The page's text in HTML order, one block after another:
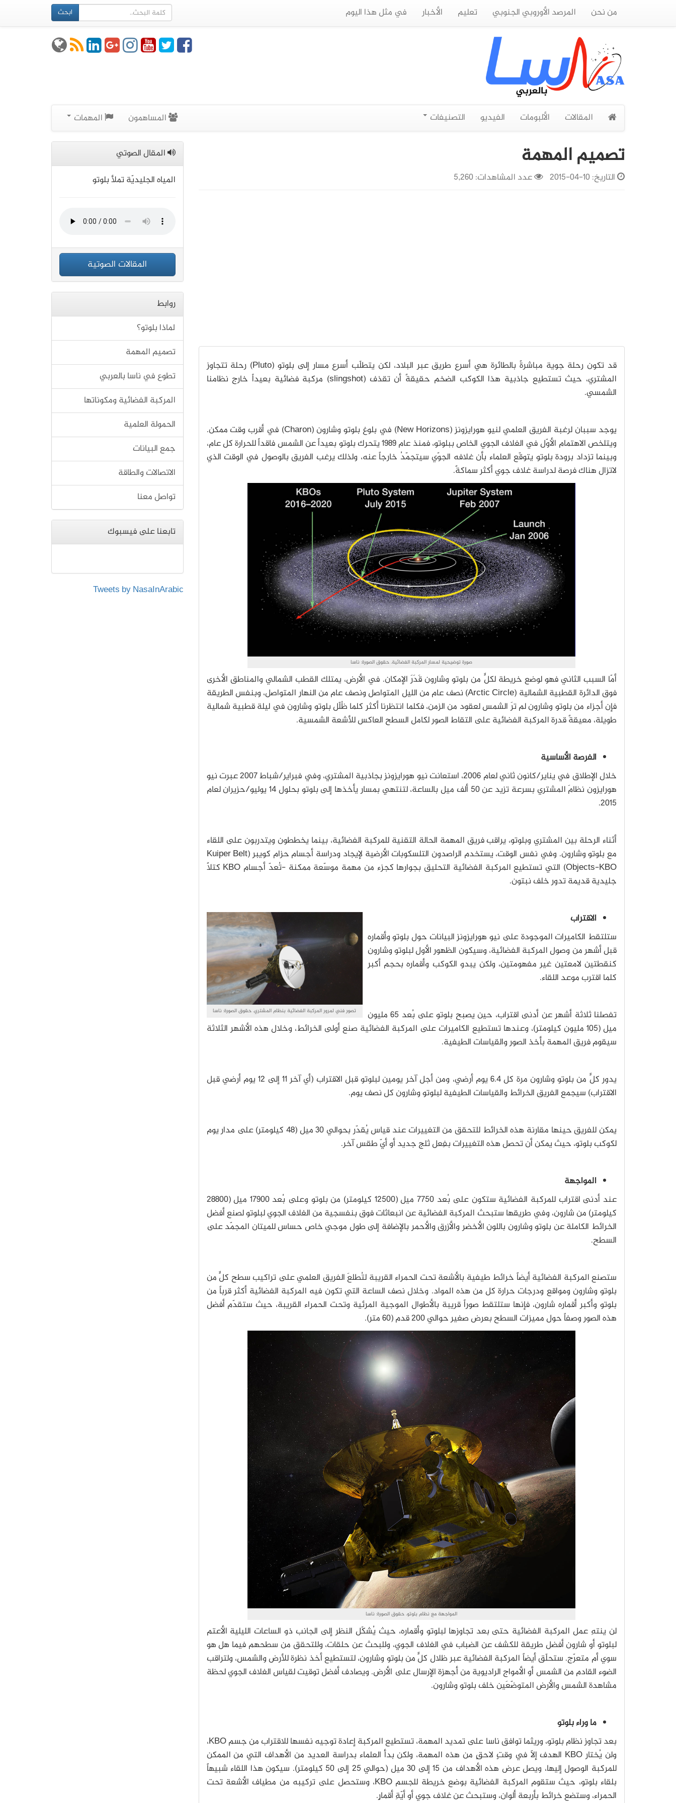
من نحن المرصد الأوروبي الجنوبي تعليم الأخبار في مثل هذا اليوم ابحث
المقالات الألبومات الفيديو التصنيفات المساهمون المهمات
تصميم المهمة
التاريخ:10-04-2015 عدد المشاهدات: 5,260
قد تكون رحلة جوية مباشرةً بالطائرة هي أسرع طريق عبر البلاد، لكن يتطلّب أسرع مسار إلى بلوتو (Pluto) رحلة تتجاوز
المشتري، حيث تستطيع جاذبية هذا الكوكب الضخم حقيقةً أن تقذف (slingshot) مركبة فضائية بعيداً خارج نظامنا
الشمسي.
يوجد سببان لرغبة الفريق العلمي لنيو هورايزونز (New Horizons) في بلوغ بلوتو وشارون (Charon) في أقرب وقت ممكن.
ويتلخص الاهتمام الأوّل في الغلاف الجوي الخاص ببلوتو، فمنذ عام 1989 يتحرك بلوتو بعيداً عن الشمس فاقداً للحرارة كل عام،
وبينما تزداد برودة بلوتو يتوقّع العلماء بأن غلافه الجوّي سيتجمّدُ خارجاً عنه، ولذلك يرغب الفريق بالوصول في الوقت الذي
لاتزال هناك فرصة لدراسة غلاف جوي أكثر سماكةً.
صورة توضيحية لمسار المركبة الفضائية. حقوق الصورة: ناسا
أمّا السبب الثاني فهو لوضع خريطة لكلٍّ من بلوتو وشارون قَدَرَ الإمكان. في الأرض، يمتلك القطب الشمالي والمناطق الأخرى
فوق الدائرة القطبية الشمالية (Arctic Circle) نصف عام من الليل المتواصل ونصف عام من النهار المتواصل، وبنفس الطريقة
فإن أجزاء من بلوتو وشارون لم ترَ الشمس لعقود من الزمن، فكلما انتظرنا أكثر كلما ظُلّل بلوتو وشارون في ليلة قطبية شمالية
طويلة، معيقةً قدرة المركبة الفضائية على التقاط الصور لكامل السطح العاكس للأشعة الشمسية.
الفرصة الأساسية
خلال الإطلاق في يناير/كانون ثاني لعام 2006، استعانت نيو هورايزونز بجاذبية المشتري، وفي فبراير/شباط 2007 عبرت نيو
هورايزون نظامَ المشتري بسرعة تزيد عن 50 ألف ميل بالساعة، لتنتهي بمسار يأخذها إلى بلوتو بحلول 14 يوليو/حزيران لعام
2015.
أثناء الرحلة بين المشتري وبلوتو، يراقب فريق المهمة الحالة التقنية للمركبة الفضائية، بينما يخططون ويتدربون على اللقاء
مع بلوتو وشارون. وفي نفس الوقت، يستخدم الراصدون التلسكوبات الأرضية لإيجاد ودراسة أجسام حزام كويبر (Kuiper Belt
Objects-KBO) التي تستطيع المركبة الفضائية التحليق بجوارها كجزء من مهمة موسّعة ممكنة -تُعدّ أجسام KBO كتلاً
جليدية قديمة تدور خلف نبتون.
الاقتراب
تصور فني لمرور المركبة الفضائية بنظام المشتري. حقوق الصورة: ناسا
ستلتقط الكاميرات الموجودة على نيو هورايزونز البيانات حول بلوتو وأقماره
قبل أشهر من وصول المركبة الفضائية، وسيكون الظهور الأول لبلوتو وشارون
كنقطتين لامعتين غير مفهومتين، ولكن يبدو الكوكب وأقماره بحجم أكبر
كلما اقترب موعد اللقاء.
تفصلنا ثلاثة أشهر عن أدنى اقتراب، حين يصبح بلوتو على بُعد 65 مليون
ميل (105 مليون كيلومتر)، وعندها تستطيع الكاميرات على المركبة الفضائية صنع أولى الخرائط، وخلال هذه الأشهر الثلاثة
سيقوم فريق المهمة بأخذ الصور والقياسات الطيفية.
يدور كلٍّ من بلوتو وشارون مرة كل 6.4 يوم أرضي، ومن أجل آخر يومين لبلوتو قبل الاقتراب (أي آخر 11 إلى 12 يوم أرضي قبل
الاقتراب) سيجمع الفريق الخرائط والقياسات الطيفية لبلوتو وشارون كل نصف يوم.
يمكن للفريق حينها مقارنة هذه الخرائط للتحقق من التغييرات عند قياس يُقدّر بحوالي 30 ميل (48 كيلومتر) على مدار يوم
لكوكب بلوتو، حيث يمكن أن تحصل هذه التغييرات بفِعل ثلج جديد أو أيّ طقس آخر.
المواجهة
عند أدنى اقتراب للمركبة الفضائية ستكون على بُعد 7750 ميل (12500 كيلومتر) من بلوتو وعلى بُعد 17900 ميل (28800
كيلومتر) من شارون، وفي طريقها ستبحث المركبة الفضائية عن انبعاثات فوق بنفسجية من الغلاف الجوي لبلوتو لصنع أفضل
الخرائط الكاملة عن بلوتو وشارون باللون الأخضر والأزرق والأحمر بالإضافة إلى طول موجي خاص حساس للميتان المجمّد على
السطح.
ستصنع المركبة الفضائية أيضاً خرائط طيفية بالأشعة تحت الحمراء القريبة لتُطلعَ الفريق العلمي على تراكيب سطح كلٍّ من
بلوتو وشارون ومواقع ودرجات حرارة كل من هذه المواد. وخلال نصف الساعة التي تكون فيه المركبة الفضائية أكثر قرباً من
بلوتو وأكبر أقماره شارون، فإنها ستلتقط صوراً قريبة بالأطوال الموجية المرئية وتحت الحمراء القريبة، حيث ستقدّم أفضل
هذه الصور وصفاً حول مميزات السطح بعرض صغير حوالي 200 قدم (60 متر).
المواجهة مع نظام بلوتو. حقوق الصورة: ناسا
لن ينتهِ عمل المركبة الفضائية حتى بعد تجاوزها لبلوتو وأقماره، حيث يُشكّل النظر إلى الجانب ذو الساعات الليلية الأعتم
لبلوتو أو شارون أفضل طريقة للكشف عن الضباب في الغلاف الجوي، وللبحث عن حلقات، وللتحقق من سطحهم فيما هل هو
سوي أم متعرّج. ستحلّق أيضاً المركبة الفضائية عبر ظلال كلٍّ من بلوتو وشارون، لتستطيع أخذ نظرة للأرض والشمس، ولتراقب
الضوء القادم من الشمس أو الأمواج الراديوية من أجهزة الإرسال على الأرض. ويصادف أفضل توقيت لقياس الغلاف الجوي لحظة
مشاهدة الشمس والأرض المتوضّعَين خلف بلوتو وشارون.
ما وراء بلوتو
بعد تجاوز نظام بلوتو، وريثما توافق ناسا على تمديد المهمة، تستطيع المركبة إعادة توجيه نفسها للاقتراب من جسم KBO،
ولن يُختار KBO الهدف إلّا في وقتٍ لاحقٍ من هذه المهمة، ولكن بدأ العلماء بدراسة العديد من الأهداف التي من الممكن
للمركبة الوصول إليها، ويصل عرض هذه الأهداف من 15 إلى 30 ميل (حوالي 25 إلى 50 كيلومتر). سيكون هذا اللقاء شبيهاً
بلقاء بلوتو، حيث ستقوم المركبة الفضائية بوضع خريطة للجسم KBO، وستحصل على تركيبه من مطياف الأشعة تحت
الحمراء، وستضع خرائط بأربعة ألوان، وستبحث عن غلاف جوي أو أيّةِ أقمارٍ.
المقال الصوتي
المياه الجليديّة تملأ بلوتو
المقالات الصوتية
روابط
لماذا بلوتو؟
تصميم المهمة
تطوع في ناسا بالعربي
المركبة الفضائية ومكوناتها
الحمولة العلمية
جمع البيانات
الاتصالات والطاقة
تواصل معنا
تابعنا على فيسبوك
Tweets by NasaInArabic